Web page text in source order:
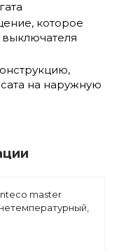
которое
на наружную
master